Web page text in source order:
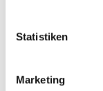
Statistiken
Marketing